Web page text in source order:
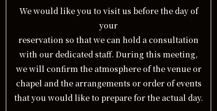
We would like you to visit us before the day of
your
reservation so that we can hold a consultation
with our dedicated staff. During this meeting,
we will confirm the atmosphere of the venue or
chapel and the arrangements or order of events
that you would like to prepare for the actual day.